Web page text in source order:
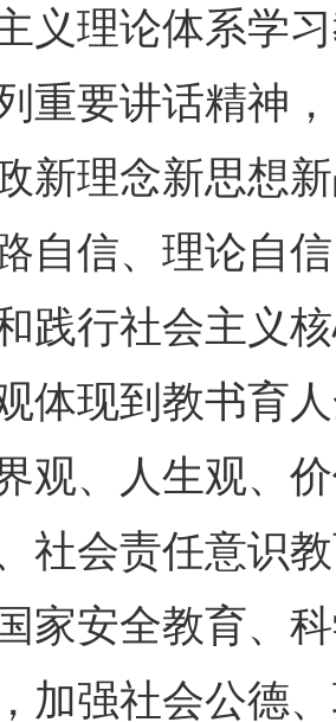
义理论体系学
重要讲话精神
新理念新思想
自信、理论自
践行社会主义
体现到教书育
观、人生观、
社会责任意识
家安全教育、
加强社会公德